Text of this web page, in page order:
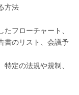
方法
フローチャート、
書のリスト、会議予
定の法規や規制、